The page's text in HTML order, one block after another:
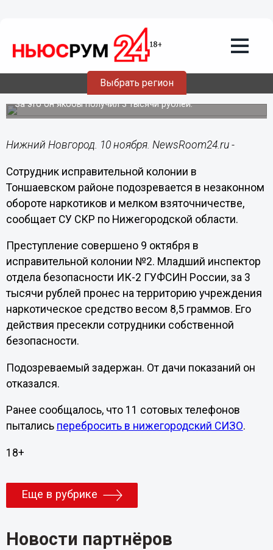
Выбрать регион
10.11.201711:15
Сотрудник нижегородского ГУФСИН
пронес в колонию наркотики
За это он якобы получил 3 тысячи рублей.
Нижний Новгород. 10 ноября. NewsRoom24.ru -
Сотрудник исправительной колонии в
Тоншаевском районе подозревается в незаконном
обороте наркотиков и мелком взяточничестве,
сообщает СУ СКР по Нижегородской области.
Преступление совершено 9 октября в
исправительной колонии №2. Младший инспектор
отдела безопасности ИК-2 ГУФСИН России, за 3
тысячи рублей пронес на территорию учреждения
наркотическое средство весом 8,5 граммов. Его
действия пресекли сотрудники собственной
безопасности.
Подозреваемый задержан. От дачи показаний он
отказался.
Ранее сообщалось, что 11 сотовых телефонов
пытались перебросить в нижегородский СИЗО.
18+
Еще в рубрике
Новости партнёров